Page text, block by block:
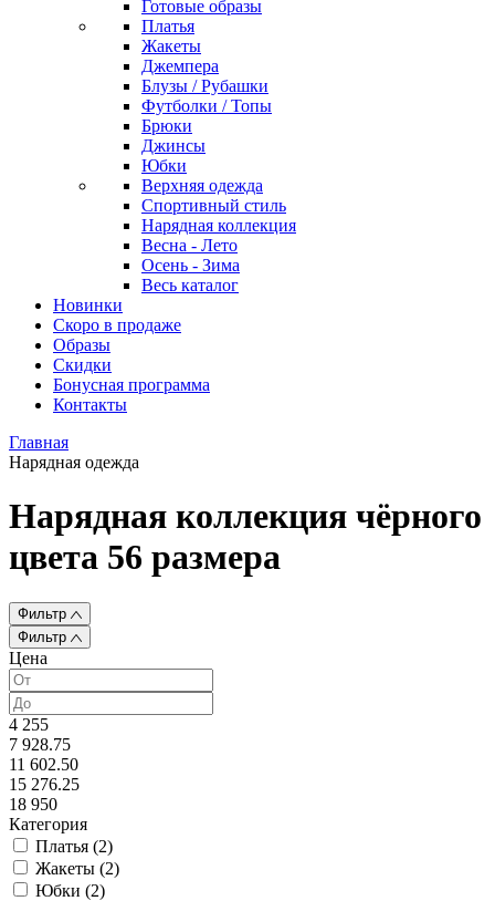
Готовые образы
Платья
Жакеты
Джемпера
Блузы / Рубашки
Футболки / Топы
Брюки
Джинсы
Юбки
Верхняя одежда
Спортивный стиль
Нарядная коллекция
Весна - Лето
Осень - Зима
Весь каталог
Новинки
Скоро в продаже
Образы
Скидки
Бонусная программа
Контакты
Главная
Нарядная одежда
Нарядная коллекция чёрного
цвета 56 размера
Фильтр
Фильтр
Цена
4 255
7 928.75
11 602.50
15 276.25
18 950
Категория
Платья (2)
Жакеты (2)
Юбки (2)